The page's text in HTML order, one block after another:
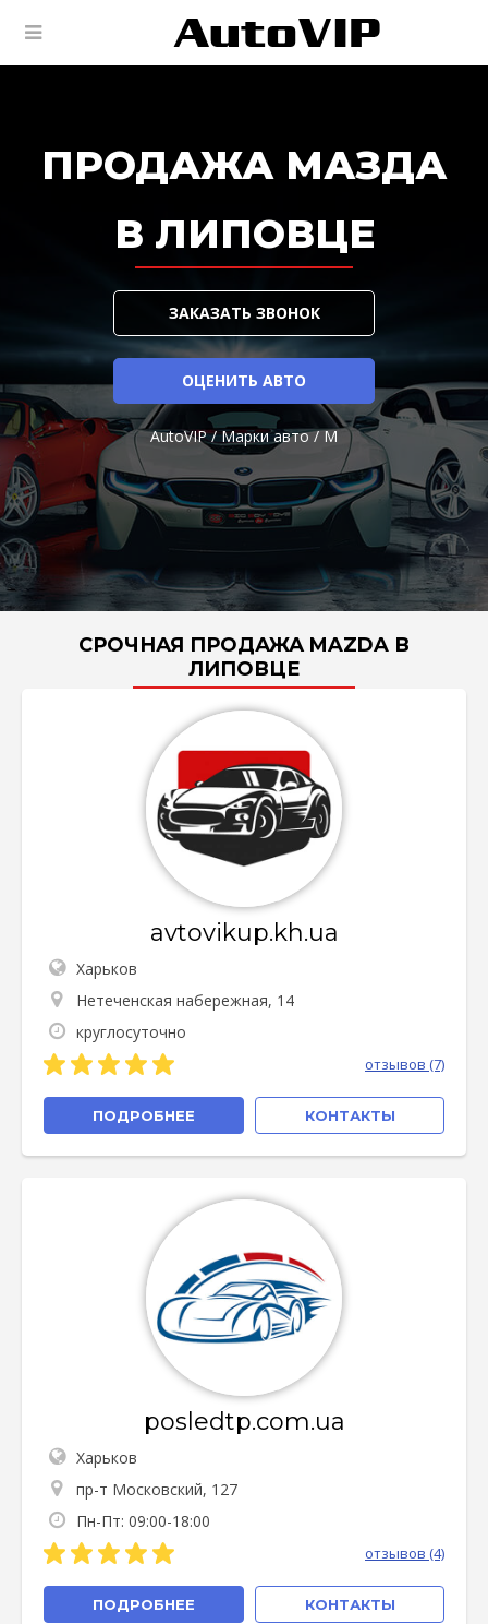
ПРОДАЖА МАЗДА
В ЛИПОВЦЕ
ЗАКАЗАТЬ ЗВОНОК
ОЦЕНИТЬ АВТО
AutoVIP/Марки авто/M
СРОЧНАЯ ПРОДАЖА MAZDA В
ЛИПОВЦЕ
avtovikup.kh.ua
Харьков
Нетеченская набережная, 14
круглосуточно
отзывов (7)
ПОДРОБНЕЕ КОНТАКТЫ
posledtp.com.ua
Харьков
пр-т Московский, 127
Пн-Пт: 09:00-18:00
отзывов (4)
ПОДРОБНЕЕ КОНТАКТЫ